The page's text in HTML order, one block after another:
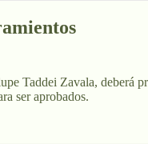
Taddei Zavala, deberá
ser aprobados.